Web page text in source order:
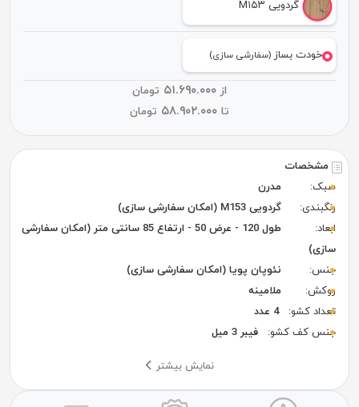
مشخصات
سبک:
مدرن
رنگبندی:
گردویی M153 (امکان سفارشی سازی)
ابعاد:
طول 120 - عرض 50 - ارتفاع 85 سانتی متر (امکان سفارشی
سازی)
جنس:
نئوپان پویا (امکان سفارشی سازی)
روکش:
ملامینه
تعداد کشو:
4 عدد
جنس کف کشو:
فیبر 3 میل
نمایش بیشتر
گردویی M۱۵۳
خودت بساز(سفارشی سازی)
از۵۱.۶۹۰.۰۰۰
تومان
تا
تومان